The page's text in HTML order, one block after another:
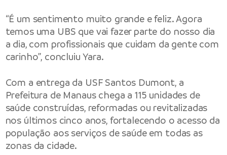
“É um sentimento muito grande e feliz. Agora
temos uma UBS que vai fazer parte do nosso dia
a dia, com profissionais que cuidam da gente com
carinho”, concluiu Yara.
Com a entrega da USF Santos Dumont, a
Prefeitura de Manaus chega a 115 unidades de
saúde construídas, reformadas ou revitalizadas
nos últimos cinco anos, fortalecendo o acesso da
população aos serviços de saúde em todas as
zonas da cidade.